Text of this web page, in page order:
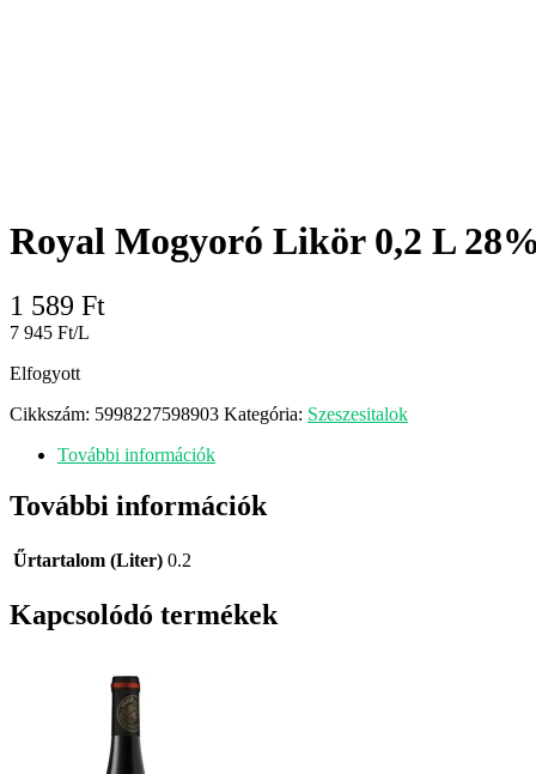
Royal Mogyoró Likör 0,2 L 28%
1 589 Ft
7 945 Ft/L
Elfogyott
Cikkszám: 5998227598903 Kategória: Szeszesitalok
További információk
További információk
Űrtartalom (Liter) 0.2
Kapcsolódó termékek